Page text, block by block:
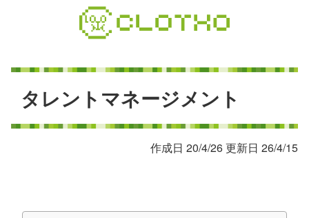
タレン トマネージメン ト
作成日 20/4/26 更新日 26/4/15